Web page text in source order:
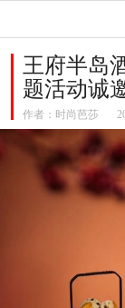
王府半岛
题活动诚
作者： 时尚芭莎